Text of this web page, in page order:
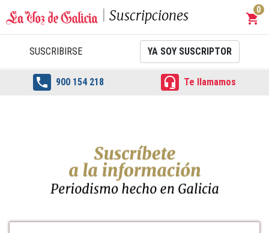
Suscripciones shopping_cart
0
SUSCRIBIRSE YA SOY SUSCRIPTOR
 900 154 218  Te llamamos